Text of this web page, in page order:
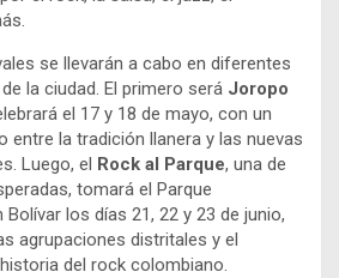
se llevarán a cabo en diferentes
la ciudad. El primero será Joropo
el 17 y 18 de mayo, con un
entre la tradición llanera y las nuevas
Luego, el Rock al Parque, una de
tomará el Parque
los días 21, 22 y 23 de junio,
agrupaciones distritales y el
del rock colombiano.